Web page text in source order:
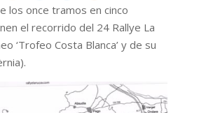
los once tramos en cinco
el recorrido del 24 Rallye La
‘Trofeo Costa Blanca’ y de su